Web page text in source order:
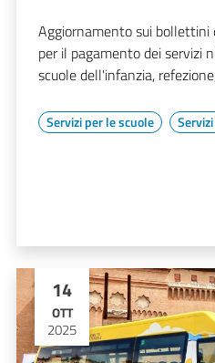
Aggiornamento sui bollettini
per il pagamento dei servizi
scuole dell'infanzia,
Servizi per le scuole
14
OTT
2025